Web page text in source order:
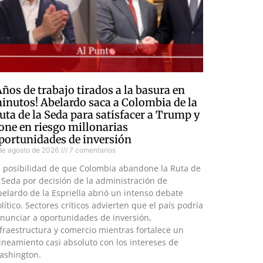
de trabajo tirados a la basura en
Abelardo saca a Colombia de la
de la Seda para satisfacer a Trump y
en riesgo millonarias
de inversión
agosto de 2026 7 comentarios
posibilidad de que Colombia abandone la Ruta de
por decisión de la administración de
de la Espriella abrió un intenso debate
Sectores críticos advierten que el país podría
a oportunidades de inversión,
y comercio mientras fortalece un
casi absoluto con los intereses de